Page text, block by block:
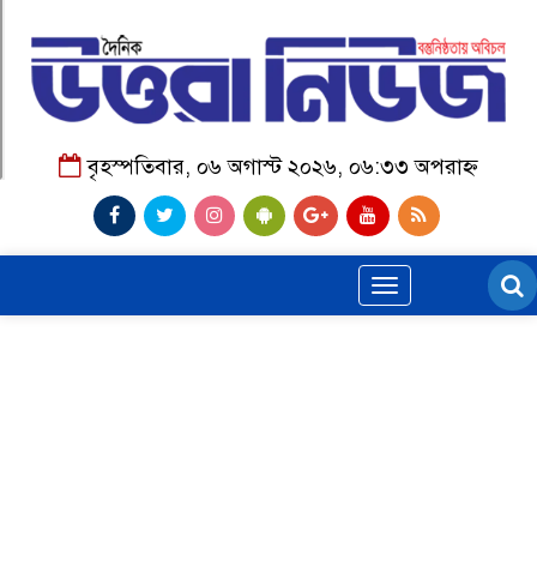
বৃহস্পতিবার, ০৬ অগাস্ট ২০২৬, ০৬:৩৩ অপরাহ্ন
Toggle
navigation